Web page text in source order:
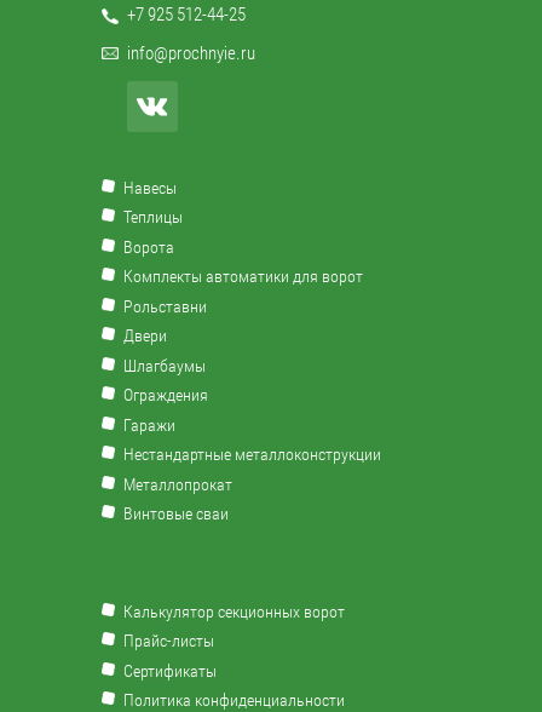
+7 925 512-44-25
info@prochnyie.ru
Навесы
Теплицы
Ворота
Комплекты автоматики для ворот
Рольставни
Двери
Шлагбаумы
Ограждения
Гаражи
Нестандартные металлоконструкции
Металлопрокат
Винтовые сваи
Калькулятор секционных ворот
Прайс-листы
Сертификаты
Политика конфиденциальности